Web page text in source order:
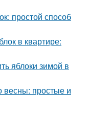
простой способ
в квартире:
яблоки зимой в
весны: простые и